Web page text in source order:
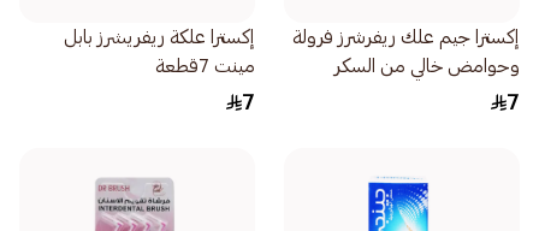
إكسترا جيم علك ريفرشرز فرولة
وحوامض خالي من السكر
7قطعة
7
إكسترا علكة ريفريشرز بابل
مينت 7قطعة
7